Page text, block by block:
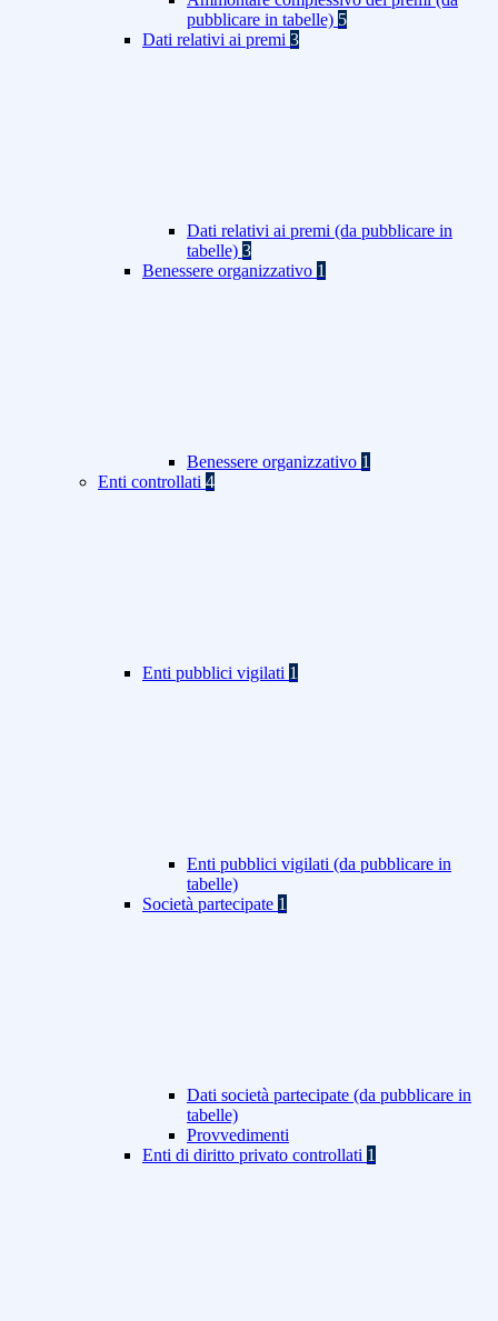
pubblicare in tabelle) 5
Dati relativi ai premi 3
Dati relativi ai premi (da pubblicare in
tabelle) 3
Benessere organizzativo 1
Benessere organizzativo 1
Enti controllati 4
Enti pubblici vigilati 1
Enti pubblici vigilati (da pubblicare in
tabelle)
Società partecipate 1
Dati società partecipate (da pubblicare in
tabelle)
Provvedimenti
Enti di diritto privato controllati 1